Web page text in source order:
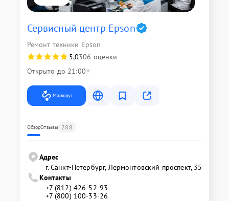
Сервисный центр Epson
Ремонт техники Epson
5,0306 оценки
Открыто до 21:00
Маршрут
ОбзорОтзывы 288
Адрес
г. Санкт-Петербург, Лермонтовский проспект, 35
Контакты
+7 (812) 426-52-93
+7 (800) 100-33-26